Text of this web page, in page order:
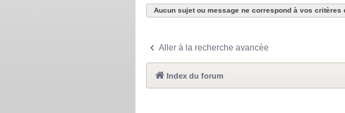
Aucun sujet ou message ne correspond à vos critères
Aller à la recherche avancée
Index du forum